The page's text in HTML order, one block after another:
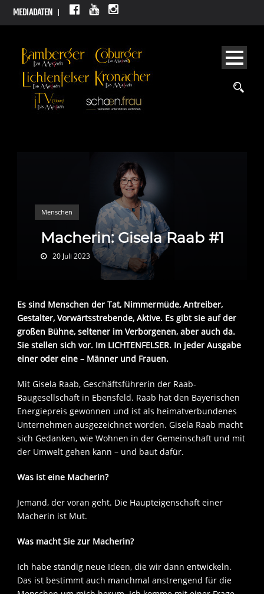
MEDIADATEN
Menschen
Macherin: Gisela Raab #1
20 Juli 2023
Es sind Menschen der Tat, Nimmermüde, Antreiber,
Gestalter, Vorwärtsstrebende, Aktive. Es gibt sie auf der
großen Bühne, seltener im Verborgenen, aber auch da.
Sie stellen sich vor. Im LICHTENFELSER. In jeder Ausgabe
einer oder eine – Männer und Frauen.
Mit Gisela Raab, Geschäftsführerin der Raab-
Baugesellschaft in Ebensfeld. Raab hat den Bayerischen
Energiepreis gewonnen und ist als heimatverbundenes
Unternehmen ausgezeichnet worden. Gisela Raab macht
sich Gedanken, wie Wohnen in der Gemeinschaft und mit
der Umwelt gehen kann – und baut dafür.
Was ist eine Macherin?
Jemand, der voran geht. Die Haupteigenschaft einer
Macherin ist Mut.
Was macht Sie zur Macherin?
Ich habe ständig neue Ideen, die wir dann entwickeln.
Das ist bestimmt auch manchmal anstrengend für die